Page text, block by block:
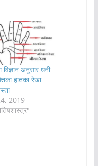
विज्ञान अनुसार धनी
हातका रेखा
2019